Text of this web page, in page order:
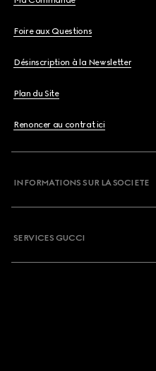
Foire aux Questions
Désinscription à la Newsletter
Plan du Site
Renoncer au contrat ici
INFORMATIONS SUR LA SOCIETE
SERVICES GUCCI